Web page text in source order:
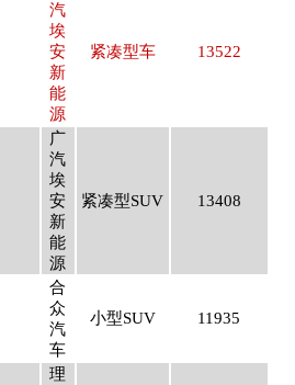
汽
埃
安
新
能
源
紧凑型车 13522
广
汽
埃
安
新
能
源
紧凑型SUV 13408
合
众
汽
车
小型SUV 11935
理